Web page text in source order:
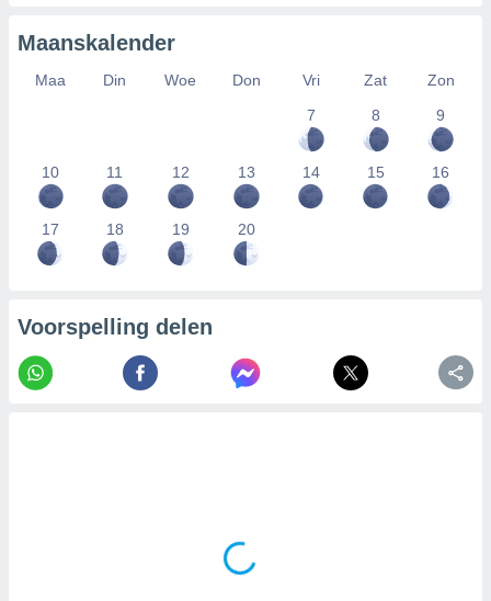
Maanskalender
Maa Din Woe Don Vri Zat
Zon
7
8 9
10 11 12 13 14 15 16
17 18 19 20
Voorspelling delen